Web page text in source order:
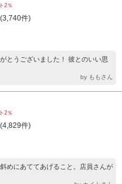
2％
(3,740件)
とうございました！ 彼とのいい思
by ももさん
2％
(4,829件)
めにあててあげること。店員さんが